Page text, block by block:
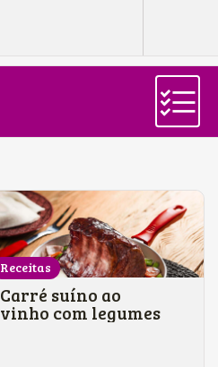
Receitas
Carré suíno ao
vinho com legumes